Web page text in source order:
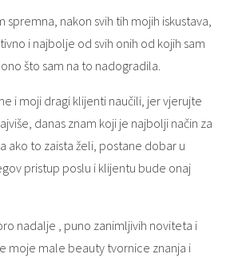
spremna, nakon svih tih mojih iskustava,
i najbolje od svih onih od kojih sam
što sam na to nadogradila.
i moji dragi klijenti naučili, jer vjerujte
danas znam koji je najbolji način za
ako to zaista želi, postane dobar u
pristup poslu i klijentu bude onaj
nadalje , puno zanimljivih noviteta i
moje male beauty tvornice znanja i